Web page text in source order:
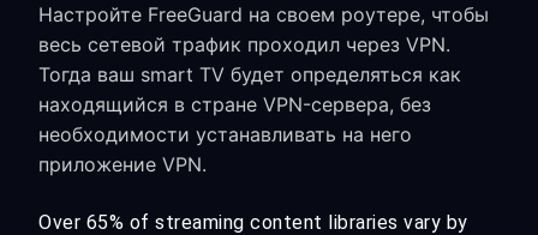
Настройте FreeGuard на своем роутере, чтобы
весь сетевой трафик проходил через VPN.
Тогда ваш smart TV будет определяться как
находящийся в стране VPN-сервера, без
необходимости устанавливать на него
приложение VPN.
Over 65% of streaming content libraries vary by